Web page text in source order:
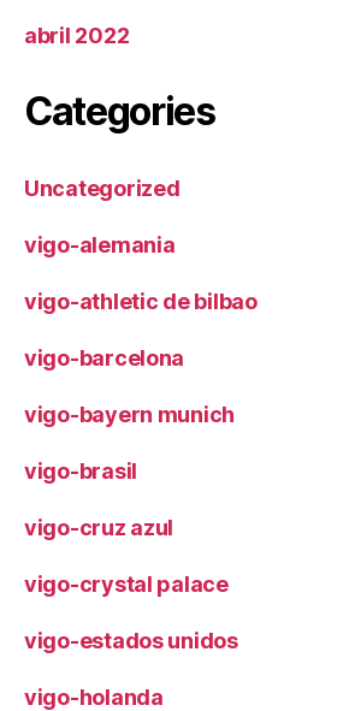
abril 2022
Categories
Uncategorized
vigo-alemania
vigo-athletic de bilbao
vigo-barcelona
vigo-bayern munich
vigo-brasil
vigo-cruz azul
vigo-crystal palace
vigo-estados unidos
vigo-holanda